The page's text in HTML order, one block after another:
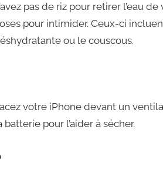
pas de riz pour retirer l’eau de
pour intimider. Ceux-ci
ou le couscous.
votre iPhone devant un
pour l’aider à sécher.